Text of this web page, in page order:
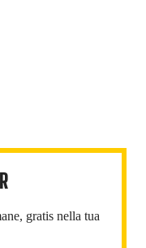
gratis nella tua